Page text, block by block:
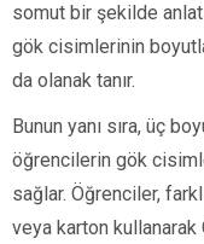
somut bir şekilde
gök cisimlerinin
da olanak tanır.
Bunun yanı sıra, üç
öğrencilerin gök
sağlar. Öğrenciler,
veya karton